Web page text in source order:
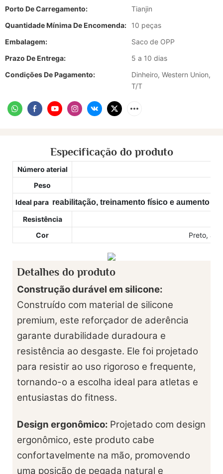
Porto De Carregamento:
Tianjin
Quantidade Mínima De Encomenda:
10 peças
Embalagem:
Saco de OPP
Prazo De Entrega:
5 a 10 dias
Condições De Pagamento:
Dinheiro, Western Union,
T/T
Especificação do produto
Número aterial
Peso
Ideal para reabilitação, treinamento físico e aumento
Resistência
Cor
Preto,
Detalhes do produto
Construção durável em silicone:
Construído com material de silicone
premium, este reforçador de aderência
garante durabilidade duradoura e
resistência ao desgaste. Ele foi projetado
para resistir ao uso rigoroso e frequente,
tornando-o a escolha ideal para atletas e
entusiastas do fitness.
Design ergonômico: Projetado com design
ergonômico, este produto cabe
confortavelmente na mão, promovendo
uma posição de pegada natural e